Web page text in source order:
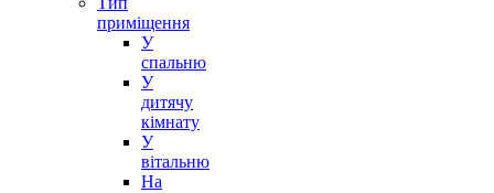
приміщення
У
спальню
У
дитячу
кімнату
У
вітальню
На